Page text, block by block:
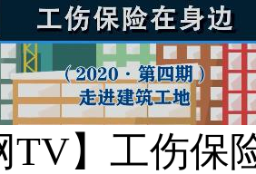
TV】工伤